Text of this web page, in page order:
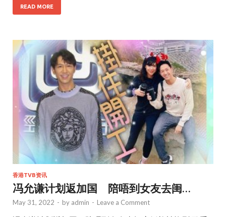
e
o
o
k
itt
READ MORE
香港TVB资讯
冯允谦计划返加国 陪唔到女友去闺…
May 31, 2022 - by admin - Leave a Comment